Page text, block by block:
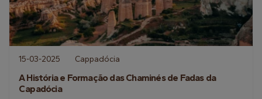
15-03-2025 Cappadócia
A História e Formação das Chaminés de Fadas da
Capadócia